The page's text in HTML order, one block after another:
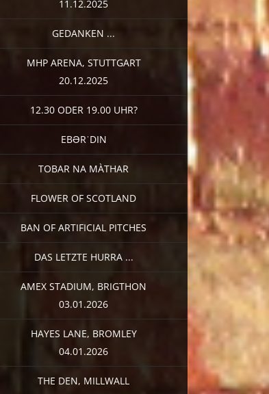
11.12.2025
GEDANKEN ...
MHP ARENA, STUTTGART
20.12.2025
12.30 ODER 19.00 UHR?
EBƏRˈDIN
TOBAR NA MÀTHAR
FLOWER OF SCOTLAND
BAN OF ARTIFICIAL PITCHES
DAS LETZTE HURRA ...
AMEX STADIUM, BRIGTHON
03.01.2026
HAYES LANE, BROMLEY
04.01.2026
THE DEN, MILLWALL